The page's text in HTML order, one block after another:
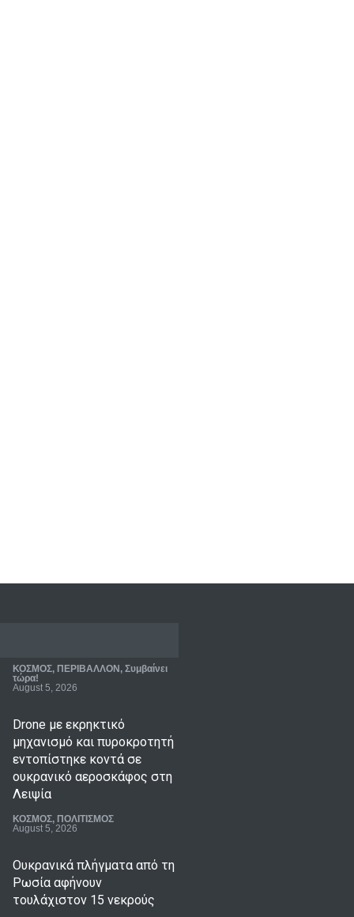
Drone με εκρηκτικό
εντοπίστηκε κοντά σε
ουκρανικό αεροσκάφος στη
Λειψία
ΚΟΣΜΟΣ ,ΠΟΛΙΤΙΣΜΟΣ
August 5, 2026
Ουκρανικά πλήγματα από τη
τουλάχιστον 15 νεκρούς
ΚΟΣΜΟΣ ,Συμβαίνει τώρα!
August 5, 2026